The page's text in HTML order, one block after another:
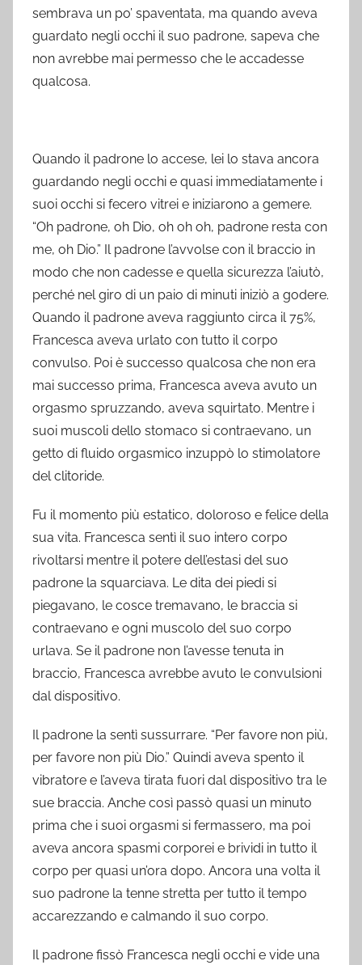
sembrava un po’ spaventata, ma quando aveva
guardato negli occhi il suo padrone, sapeva che
non avrebbe mai permesso che le accadesse
qualcosa.
Quando il padrone lo accese, lei lo stava ancora
guardando negli occhi e quasi immediatamente i
suoi occhi si fecero vitrei e iniziarono a gemere.
“Oh padrone, oh Dio, oh oh oh, padrone resta con
me, oh Dio.” Il padrone l’avvolse con il braccio in
modo che non cadesse e quella sicurezza l’aiutò,
perché nel giro di un paio di minuti iniziò a godere.
Quando il padrone aveva raggiunto circa il 75%,
Francesca aveva urlato con tutto il corpo
convulso. Poi è successo qualcosa che non era
mai successo prima, Francesca aveva avuto un
orgasmo spruzzando, aveva squirtato. Mentre i
suoi muscoli dello stomaco si contraevano, un
getto di fluido orgasmico inzuppò lo stimolatore
del clitoride.
Fu il momento più estatico, doloroso e felice della
sua vita. Francesca sentì il suo intero corpo
rivoltarsi mentre il potere dell’estasi del suo
padrone la squarciava. Le dita dei piedi si
piegavano, le cosce tremavano, le braccia si
contraevano e ogni muscolo del suo corpo
urlava. Se il padrone non l’avesse tenuta in
braccio, Francesca avrebbe avuto le convulsioni
dal dispositivo.
Il padrone la sentì sussurrare. “Per favore non più,
per favore non più Dio.” Quindi aveva spento il
vibratore e l’aveva tirata fuori dal dispositivo tra le
sue braccia. Anche così passò quasi un minuto
prima che i suoi orgasmi si fermassero, ma poi
aveva ancora spasmi corporei e brividi in tutto il
corpo per quasi un’ora dopo. Ancora una volta il
suo padrone la tenne stretta per tutto il tempo
accarezzando e calmando il suo corpo.
Il padrone fissò Francesca negli occhi e vide una